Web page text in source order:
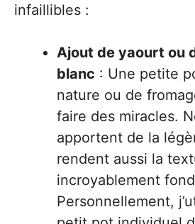
infaillibles :
Ajout de yaourt ou
blanc : Une petite
nature ou de
faire des miracles.
apportent de la
rendent aussi la
incroyablement
Personnellement,